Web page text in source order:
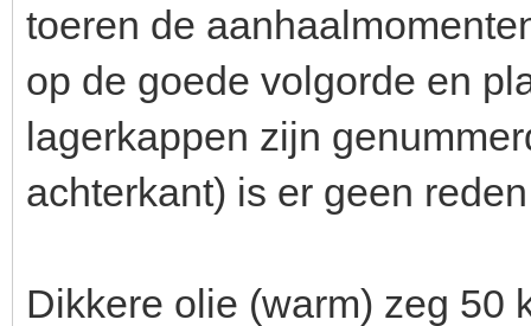
toeren de
op de goede volgorde en
lagerkappen zijn
achterkant) is er geen
Dikkere olie (warm) zeg 50